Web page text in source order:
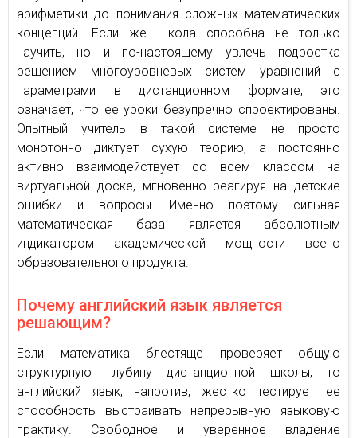
арифметики до понимания сложных математических
концепций. Если же школа способна не только
научить, но и по-настоящему увлечь подростка
решением многоуровневых систем уравнений с
параметрами в дистанционном формате, это
означает, что ее уроки безупречно спроектированы.
Опытный учитель в такой системе не просто
монотонно диктует сухую теорию, а постоянно
активно взаимодействует со всем классом на
виртуальной доске, мгновенно реагируя на детские
ошибки и вопросы. Именно поэтому сильная
математическая база является абсолютным
индикатором академической мощности всего
образовательного продукта.
Почему английский язык является
решающим?
Если математика блестяще проверяет общую
структурную глубину дистанционной школы, то
английский язык, напротив, жестко тестирует ее
способность выстраивать непрерывную языковую
практику. Свободное и уверенное владение